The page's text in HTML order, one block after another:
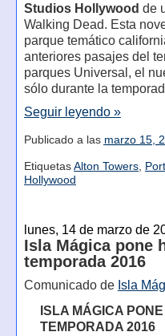
Studios Hollywood de
Walking Dead. Esta
parque temático
anteriores pasajes del
parques Universal, el
sólo durante la
Seguir leyendo »
Publicado a las marzo 15,
Etiquetas Alton Towers,
Hollywood
lunes, 14 de marzo de
Isla Mágica pone
temporada 2016
Comunicado de Isla
ISLA MÁGICA
TEMPORADA 2016